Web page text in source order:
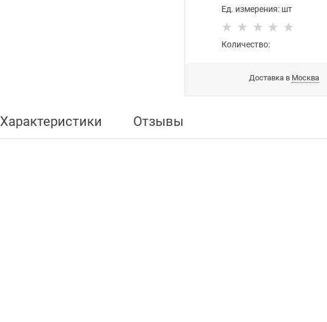
Ед. измерения: шт
Количество:
Доставка в Москва
Характеристики Отзывы